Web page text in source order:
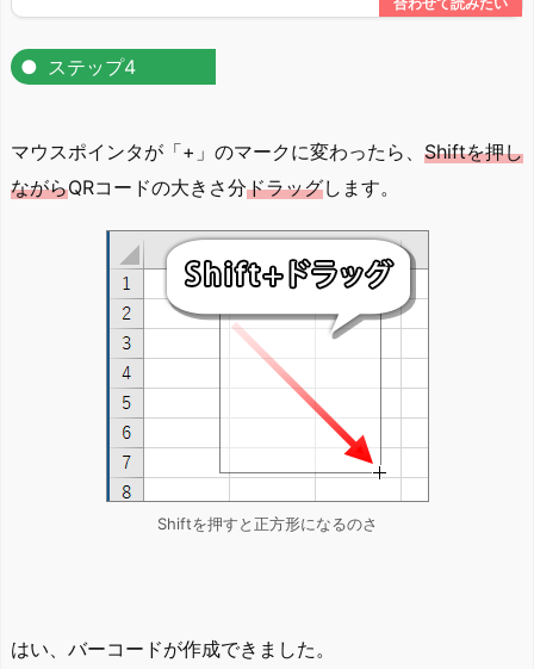
ステップ4
マウスポインタが「+」のマークに変わったら、 Shiftを押し
ながらQRコードの大きさ分ドラッグします。
Shiftを押すと正方形になるのさ
はい、バーコードが作成できました。